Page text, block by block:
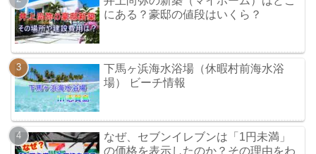
にある？豪邸の値段はいくら？
下馬ヶ浜海水浴場（休暇村前海水浴
場） ビーチ情報
なぜ、セブンイレブンは「1円未満」
の価格を表示したのか？その理由をわ